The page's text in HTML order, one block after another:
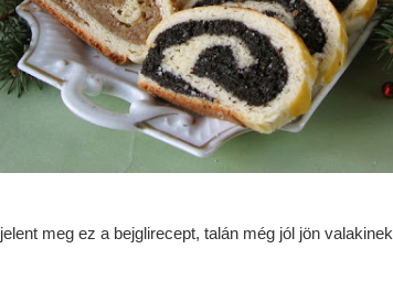
jelent meg ez a bejglirecept, talán még jól jön